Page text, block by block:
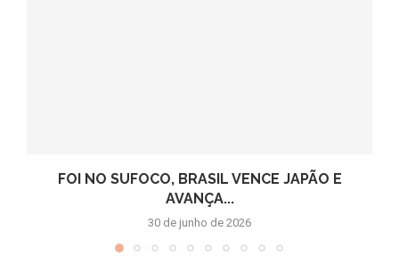
FOI NO SUFOCO, BRASIL VENCE JAPÃO E
AVANÇA...
30 de junho de 2026